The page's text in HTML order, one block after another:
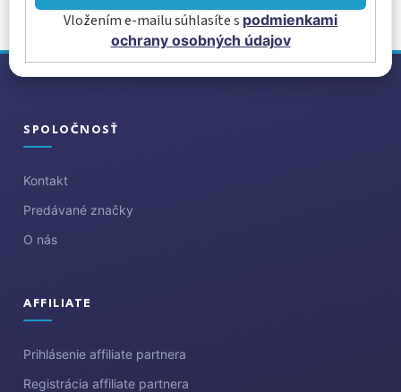
Vložením e-mailu súhlasíte s podmienkami
ochrany osobných údajov
Z
SPOLOČNOSŤ
Kontakt
Predávané značky
O nás
AFFILIATE
Prihlásenie affiliate partnera
Registrácia affiliate partnera